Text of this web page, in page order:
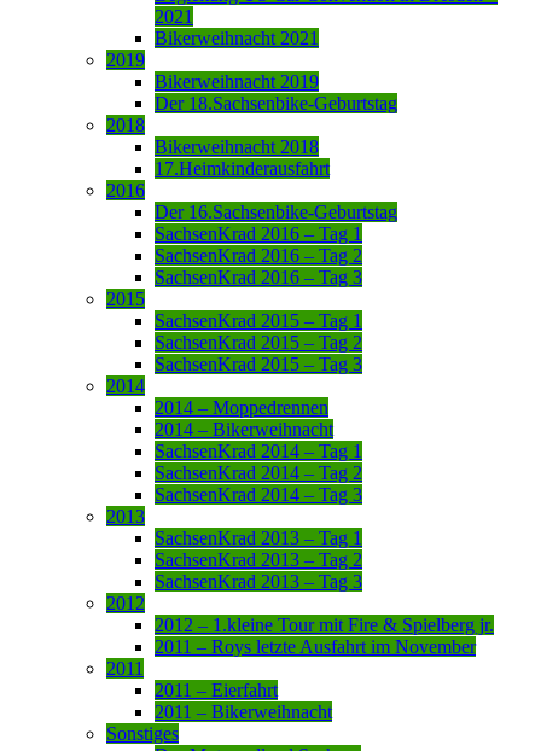
2021
Bikerweihnacht 2021
2019
Bikerweihnacht 2019
Der 18.Sachsenbike-Geburtstag
2018
Bikerweihnacht 2018
17.Heimkinderausfahrt
2016
Der 16.Sachsenbike-Geburtstag
SachsenKrad 2016 – Tag 1
SachsenKrad 2016 – Tag 2
SachsenKrad 2016 – Tag 3
2015
SachsenKrad 2015 – Tag 1
SachsenKrad 2015 – Tag 2
SachsenKrad 2015 – Tag 3
2014
2014 – Moppedrennen
2014 – Bikerweihnacht
SachsenKrad 2014 – Tag 1
SachsenKrad 2014 – Tag 2
SachsenKrad 2014 – Tag 3
2013
SachsenKrad 2013 – Tag 1
SachsenKrad 2013 – Tag 2
SachsenKrad 2013 – Tag 3
2012
2012 – 1.kleine Tour mit Fire & Spielberg jr.
2011 – Roys letzte Ausfahrt im November
2011
2011 – Eierfahrt
2011 – Bikerweihnacht
Sonstiges